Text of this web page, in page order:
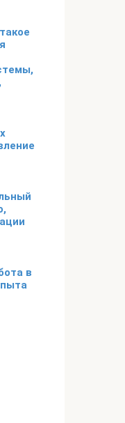
в